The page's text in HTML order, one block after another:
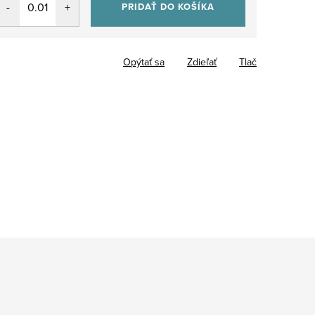
PRIDAŤ DO KOŠÍKA
Tlač
Opýtať sa Zdieľať